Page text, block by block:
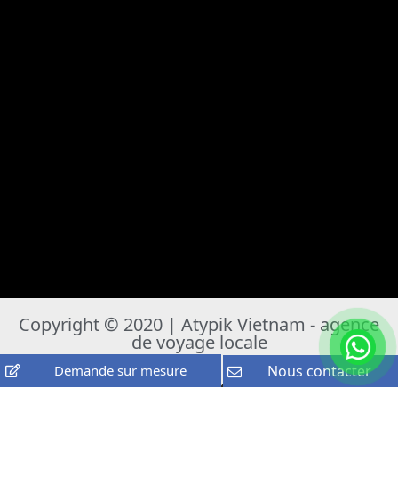
Copyright © 2020 | Atypik Vietnam - agence
de voyage locale
Demande sur mesure Nous contacter